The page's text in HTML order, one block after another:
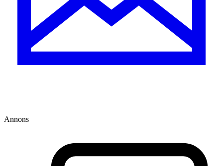
Annons